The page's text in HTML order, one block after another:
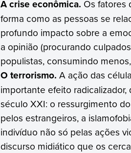
A crise econômica. Os fatores
forma como as pessoas se
profundo impacto sobre a
a opinião (procurando
populistas, consumindo
O terrorismo. A ação das
importante efeito
século XXI: o ressurgimento
pelos estrangeiros, a
indivíduo não só pelas ações
discurso midiático que os